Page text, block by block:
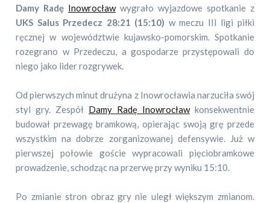
Damy Radę Inowrocławwygrało wyjazdowe spotkanie z
UKS Salus Przedecz 28:21 (15:10) w meczu III ligi piłki
ręcznej w województwie kujawsko-pomorskim. Spotkanie
rozegrano w Przedeczu, a gospodarze przystępowali do
niego jako lider rozgrywek.
Od pierwszych minut drużyna z Inowrocławia narzuciła swój
styl gry. Zespół Damy Radę Inowrocławkonsekwentnie
budował przewagę bramkową, opierając swoją grę przede
wszystkim na dobrze zorganizowanej defensywie. Już w
pierwszej połowie goście wypracowali pięciobramkowe
prowadzenie, schodząc na przerwę przy wyniku 15:10.
Po zmianie stron obraz gry nie uległ większym zmianom.